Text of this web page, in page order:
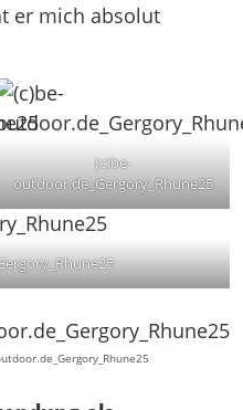
er mich absolut
(c)be-
outdoor.de_Gergory_Rhune25